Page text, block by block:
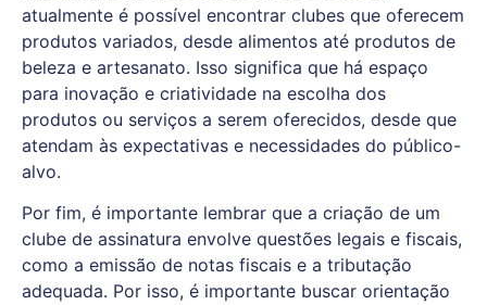
atualmente é possível encontrar clubes que oferecem
produtos variados, desde alimentos até produtos de
beleza e artesanato. Isso significa que há espaço
para inovação e criatividade na escolha dos
produtos ou serviços a serem oferecidos, desde que
atendam às expectativas e necessidades do público-
alvo.
Por fim, é importante lembrar que a criação de um
clube de assinatura envolve questões legais e fiscais,
como a emissão de notas fiscais e a tributação
adequada. Por isso, é importante buscar orientação